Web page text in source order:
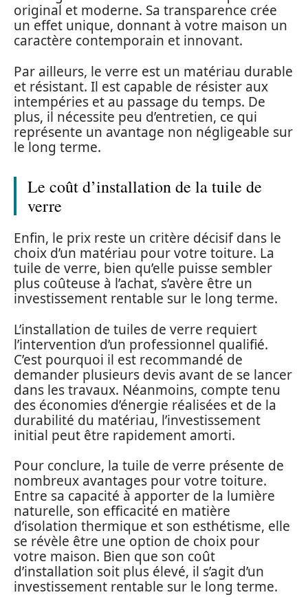
original et moderne. Sa transparence crée
un effet unique, donnant à votre maison un
caractère contemporain et innovant.
Par ailleurs, le verre est un matériau durable
et résistant. Il est capable de résister aux
intempéries et au passage du temps. De
plus, il nécessite peu d’entretien, ce qui
représente un avantage non négligeable sur
le long terme.
Le coût d’installation de la tuile de
verre
Enfin, le prix reste un critère décisif dans le
choix d’un matériau pour votre toiture. La
tuile de verre, bien qu’elle puisse sembler
plus coûteuse à l’achat, s’avère être un
investissement rentable sur le long terme.
L’installation de tuiles de verre requiert
l’intervention d’un professionnel qualifié.
C’est pourquoi il est recommandé de
demander plusieurs devis avant de se lancer
dans les travaux. Néanmoins, compte tenu
des économies d’énergie réalisées et de la
durabilité du matériau, l’investissement
initial peut être rapidement amorti.
Pour conclure, la tuile de verre présente de
nombreux avantages pour votre toiture.
Entre sa capacité à apporter de la lumière
naturelle, son efficacité en matière
d’isolation thermique et son esthétisme, elle
se révèle être une option de choix pour
votre maison. Bien que son coût
d’installation soit plus élevé, il s’agit d’un
investissement rentable sur le long terme.